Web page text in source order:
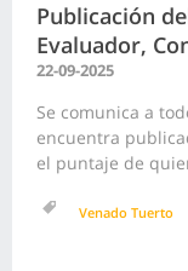
Publicación
Evaluador,
22-09-2025
Se comunica a
encuentra
el puntaje de
Venado Tuerto